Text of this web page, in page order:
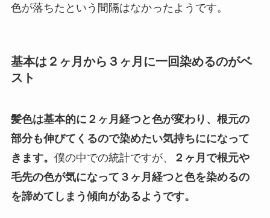
色が落ちたという間隔はなかったようです。
基本は２ヶ月から３ヶ月に一回染めるのがベ
スト
髪色は基本的に２ヶ月経つと色が変わり、根元の
部分も伸びてくるので染めたい気持ちにになって
きます。 僕の中での統計ですが、
２ヶ月で根元や
毛先の色が気になって３ヶ月経つと色を染めるの
を諦めてしまう傾向があるようです。